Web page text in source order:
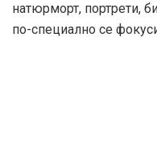
натюрморт, портрети,
по-специално се